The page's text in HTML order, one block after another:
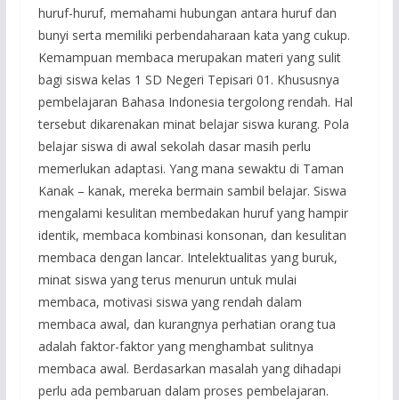
huruf-huruf, memahami hubungan antara huruf dan
bunyi serta memiliki perbendaharaan kata yang cukup.
Kemampuan membaca merupakan materi yang sulit
bagi siswa kelas 1 SD Negeri Tepisari 01. Khususnya
pembelajaran Bahasa Indonesia tergolong rendah. Hal
tersebut dikarenakan minat belajar siswa kurang. Pola
belajar siswa di awal sekolah dasar masih perlu
memerlukan adaptasi. Yang mana sewaktu di Taman
Kanak – kanak, mereka bermain sambil belajar. Siswa
mengalami kesulitan membedakan huruf yang hampir
identik, membaca kombinasi konsonan, dan kesulitan
membaca dengan lancar. Intelektualitas yang buruk,
minat siswa yang terus menurun untuk mulai
membaca, motivasi siswa yang rendah dalam
membaca awal, dan kurangnya perhatian orang tua
adalah faktor-faktor yang menghambat sulitnya
membaca awal. Berdasarkan masalah yang dihadapi
perlu ada pembaruan dalam proses pembelajaran.